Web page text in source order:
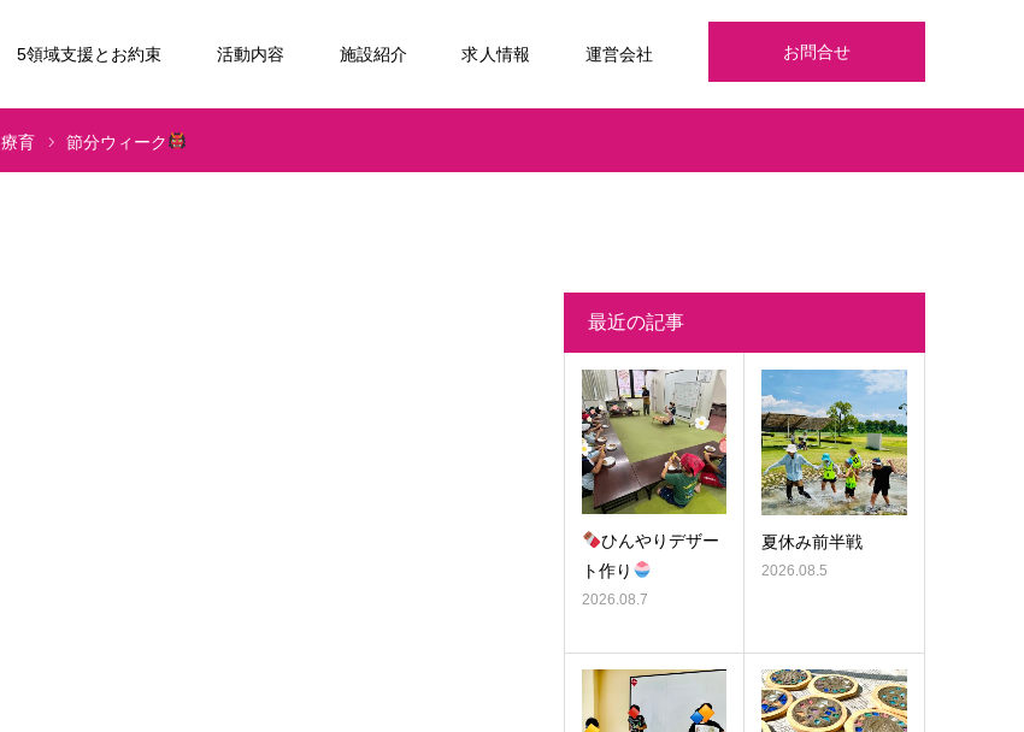
お問合せ
5領域支援とお約束 活動内容 施設紹介 求人情報 運営会社
療育 節分ウィーク
最近の記事
ひんやりデザー
ト作り
2026.08.7
夏休み前半戦
2026.08.5